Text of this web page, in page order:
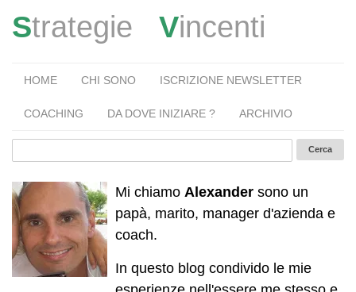
Strategie Vincenti
HOME CHI SONO ISCRIZIONE NEWSLETTER
COACHING DA DOVE INIZIARE ? ARCHIVIO
Mi chiamo Alexander sono un
papà, marito, manager d'azienda e
coach.
In questo blog condivido le mie